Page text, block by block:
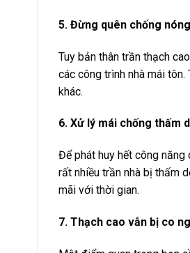
5. Đừng quên chống
Tuy bản thân trần thạch
các công trình nhà mái
khác.
6. Xử lý mái chống thấm
Để phát huy hết công năng
rất nhiều trần nhà bị thấm
mãi với thời gian.
7. Thạch cao vẫn bị co